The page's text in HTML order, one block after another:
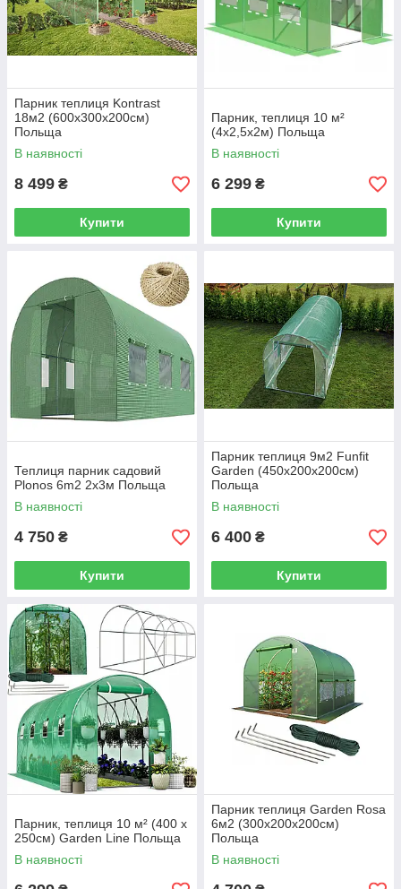
Парник теплиця Kontrast
18м2 (600х300х200см)
Польща
В наявності
8 499 ₴
Купити
Парник, теплиця 10 м²
(4х2,5х2м) Польща
В наявності
6 299 ₴
Купити
Теплиця парник садовий
Plonos 6m2 2x3м Польща
В наявності
4 750 ₴
Купити
Парник теплиця 9м2 Funfit
Garden (450х200х200см)
Польща
В наявності
6 400 ₴
Купити
Парник, теплиця 10 м² (400 x
250см) Garden Line Польща
В наявності
Парник теплиця Garden Rosa
6м2 (300х200х200см)
Польща
В наявності